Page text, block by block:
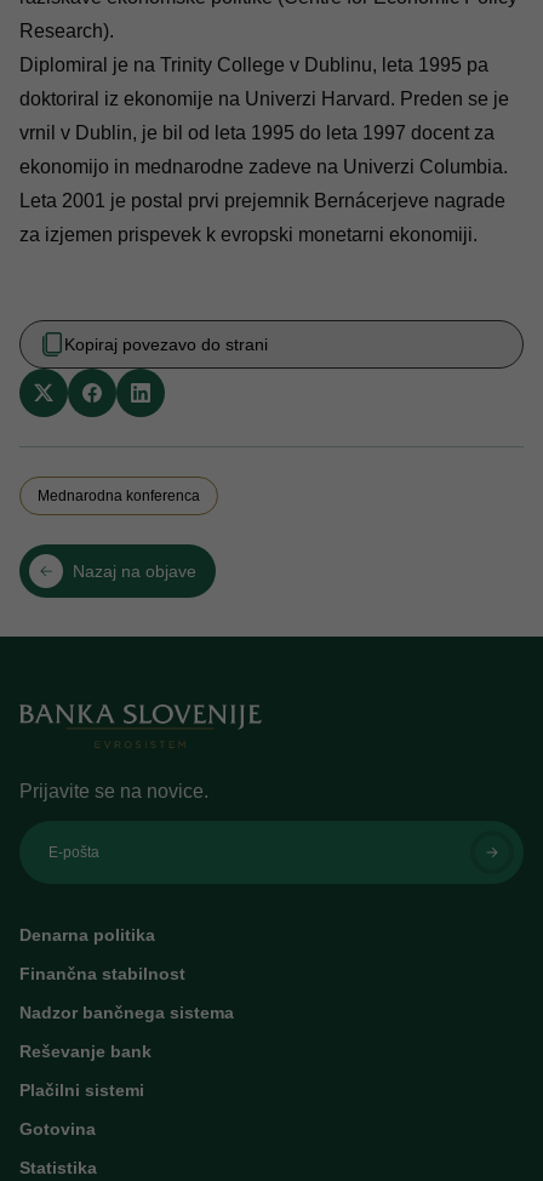
Research).
Diplomiral je na Trinity College v Dublinu, leta 1995 pa
doktoriral iz ekonomije na Univerzi Harvard. Preden se je
vrnil v Dublin, je bil od leta 1995 do leta 1997 docent za
ekonomijo in mednarodne zadeve na Univerzi Columbia.
Leta 2001 je postal prvi prejemnik Bernácerjeve nagrade
za izjemen prispevek k evropski monetarni ekonomiji.
Kopiraj povezavo do strani
Mednarodna konferenca
Nazaj na objave
Prijavite se na novice.
E-pošta
Denarna politika
Finančna stabilnost
Nadzor bančnega sistema
Reševanje bank
Plačilni sistemi
Gotovina
Statistika